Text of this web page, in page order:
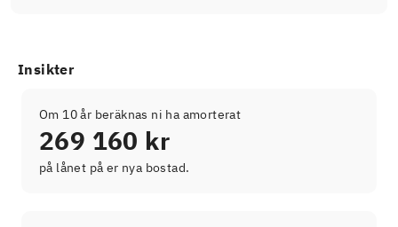
Insikter
Om 10 år beräknas ni ha amorterat
269 160 kr
på lånet på er nya bostad.